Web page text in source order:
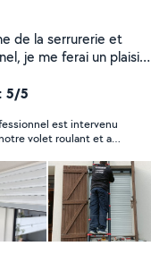
de la serrurerie et
je me ferai un plaisir
Tarif
de porte claquée
fermée à clé. -
de serrures
de cylindre etc.. -
anti cambriolages. -
dans l'heure en
5/5
est intervenu
volet roulant et a
sympathique,